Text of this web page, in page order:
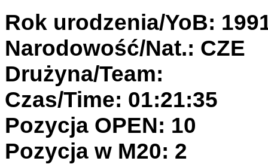
Rok urodzenia/YoB:
Narodowość/Nat.: CZE
Drużyna/Team:
Czas/Time: 01:21:35
Pozycja OPEN: 10
Pozycja w M20: 2